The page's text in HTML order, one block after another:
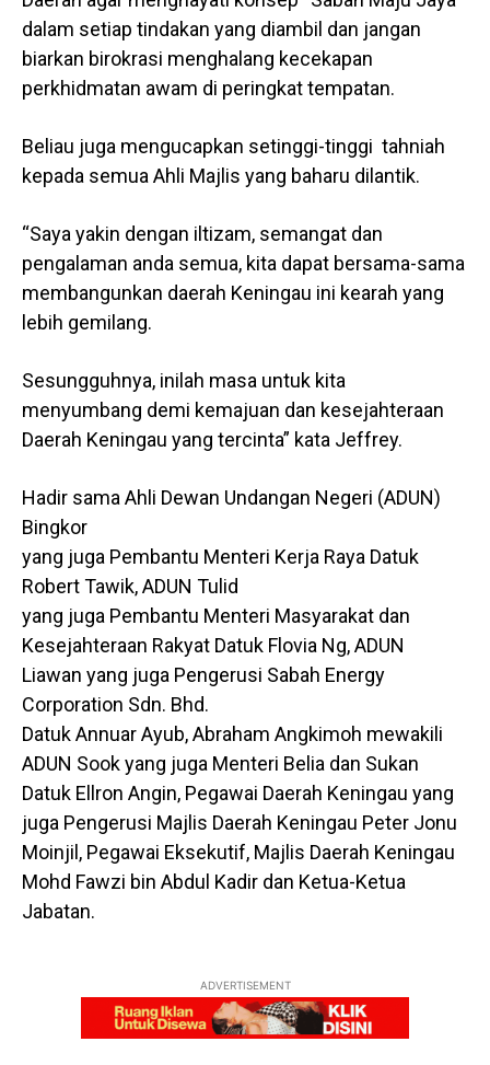
dalam setiap tindakan yang diambil dan jangan
biarkan birokrasi menghalang kecekapan
perkhidmatan awam di peringkat tempatan.
Beliau juga mengucapkan setinggi-tinggi tahniah
kepada semua Ahli Majlis yang baharu dilantik.
“Saya yakin dengan iltizam, semangat dan
pengalaman anda semua, kita dapat bersama-sama
membangunkan daerah Keningau ini kearah yang
lebih gemilang.
Sesungguhnya, inilah masa untuk kita
menyumbang demi kemajuan dan kesejahteraan
Daerah Keningau yang tercinta” kata Jeffrey.
Hadir sama Ahli Dewan Undangan Negeri (ADUN)
Bingkor
yang juga Pembantu Menteri Kerja Raya Datuk
Robert Tawik, ADUN Tulid
yang juga Pembantu Menteri Masyarakat dan
Kesejahteraan Rakyat Datuk Flovia Ng, ADUN
Liawan yang juga Pengerusi Sabah Energy
Corporation Sdn. Bhd.
Datuk Annuar Ayub, Abraham Angkimoh mewakili
ADUN Sook yang juga Menteri Belia dan Sukan
Datuk Ellron Angin, Pegawai Daerah Keningau yang
juga Pengerusi Majlis Daerah Keningau Peter Jonu
Moinjil, Pegawai Eksekutif, Majlis Daerah Keningau
Mohd Fawzi bin Abdul Kadir dan Ketua-Ketua
Jabatan.
ADVERTISEMENT